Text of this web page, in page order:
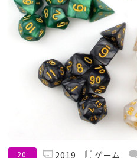
20
2019 ゲーム